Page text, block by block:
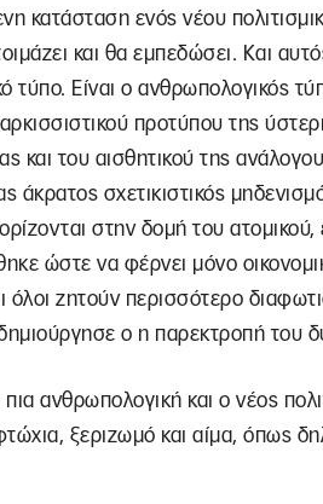
κατάσταση ενός νέου
και θα εμπεδώσει. Και
τύπο. Είναι ο ανθρωπολογικός
προτύπου της
και του αισθητικού της
άκρατος σχετικιστικός
στην δομή του
ώστε να φέρνει μόνο
όλοι ζητούν περισσότερο
ο η παρεκτροπή του
πια ανθρωπολογική και ο νέος
ξεριζωμό και αίμα, όπως